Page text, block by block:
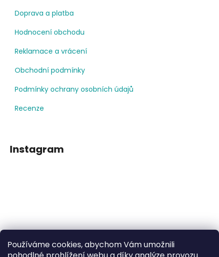
Používáme cookies, abychom Vám umožnili
Doprava a platba
Hodnocení obchodu
Reklamace a vrácení
Obchodní podmínky
Podmínky ochrany osobních údajů
Recenze
Instagram
Sledovat na Instagramu